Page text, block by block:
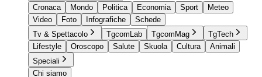
Cronaca
Mondo Politica Economia Sport
Meteo
Video
Foto Infografiche
Schede
Tv & Spettacolo
TgcomLab TgcomMag
TgTech
Lifestyle
Oroscopo Salute Skuola Cultura
Animali
Speciali
Chi siamo